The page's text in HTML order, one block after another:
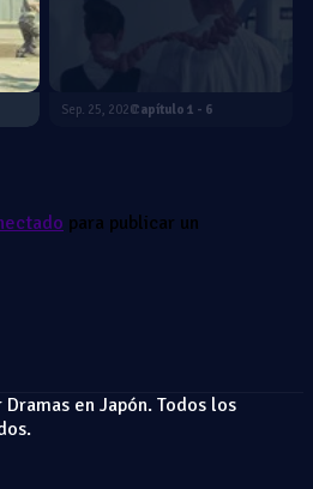
1 - 6
Sep. 25, 2020
para publicar un
en Japón. Todos los